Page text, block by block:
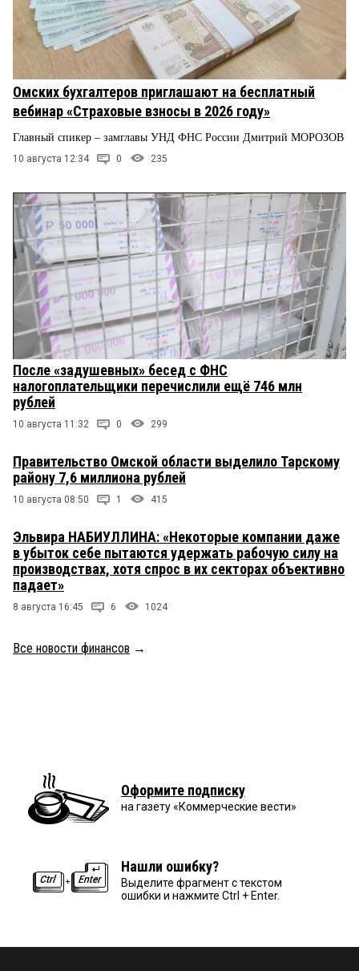
Омских бухгалтеров приглашают на бесплатный
вебинар «Страховые взносы в 2026 году»
Главный спикер – замглавы УНД ФНС России Дмитрий МОРОЗОВ
10 августа 12:34 0 235
После «задушевных» бесед с ФНС
налогоплательщики перечислили ещё 746 млн
рублей
10 августа 11:32 0 299
Правительство Омской области выделило Тарскому
району 7,6 миллиона рублей
10 августа 08:50 1 415
Эльвира НАБИУЛЛИНА: «Некоторые компании даже
в убыток себе пытаются удержать рабочую силу на
производствах, хотя спрос в их секторах объективно
падает»
8 августа 16:45 6 1024
Все новости финансов →
Оформите подписку
на газету «Коммерческие вести»
Нашли ошибку?
Выделите фрагмент с текстом
ошибки и нажмите Ctrl + Enter.